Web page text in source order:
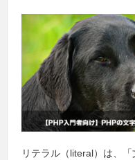
リテラル（literal）は、